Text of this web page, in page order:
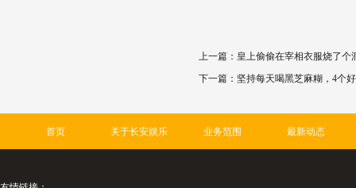
上一篇： 皇上偷偷在宰相衣服烧了个
下一篇： 坚持每天喝黑芝麻糊，4个
首页 关于长安娱乐 业务范围 最新动态